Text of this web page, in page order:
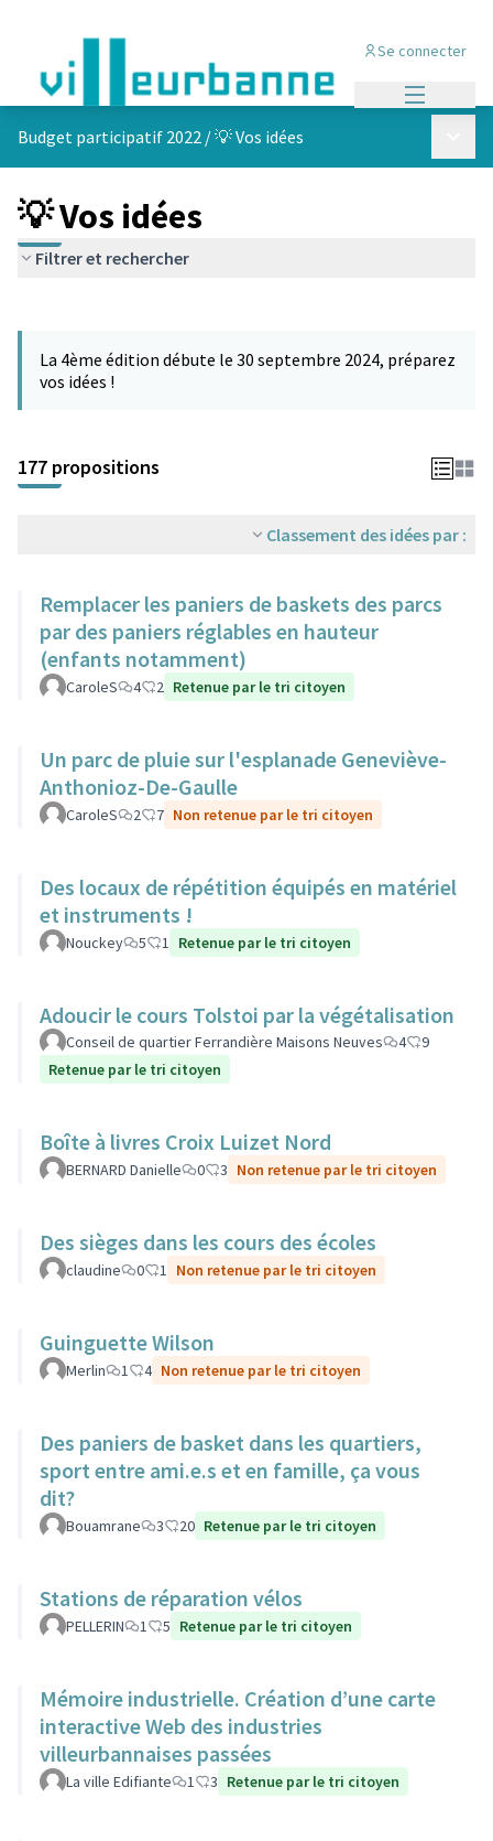
Se connecter
Budget participatif 2022 /💡 Vos idées
💡 Vos idées
Filtrer et rechercher
−
La 4ème édition débute le 30 septembre 2024, préparez
vos idées !
177 propositions
Classement des idées par :
Remplacer les paniers de baskets des parcs
par des paniers réglables en hauteur
(enfants notamment)
CaroleS 4 2 Retenue par le tri citoyen
Un parc de pluie sur l'esplanade Geneviève-
Anthonioz-De-Gaulle
CaroleS 2 7 Non retenue par le tri citoyen
Des locaux de répétition équipés en matériel
et instruments !
Nouckey 5 1 Retenue par le tri citoyen
Adoucir le cours Tolstoi par la végétalisation
Conseil de quartier Ferrandière Maisons Neuves 4
9
Retenue par le tri citoyen
Boîte à livres Croix Luizet Nord
BERNARD Danielle 0 3 Non retenue par le tri citoyen
Des sièges dans les cours des écoles
claudine 0 1 Non retenue par le tri citoyen
Guinguette Wilson
Merlin 1 4 Non retenue par le tri citoyen
Des paniers de basket dans les quartiers,
sport entre ami.e.s et en famille, ça vous
dit?
Bouamrane 3 20 Retenue par le tri citoyen
Stations de réparation vélos
PELLERIN 1 5 Retenue par le tri citoyen
Mémoire industrielle. Création d’une carte
interactive Web des industries
villeurbannaises passées
La ville Edifiante 1 3 Retenue par le tri citoyen